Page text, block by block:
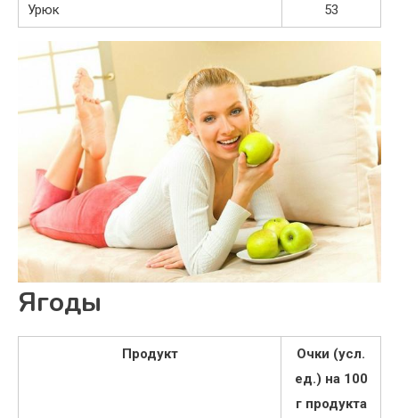
Урюк 53
Ягоды
Продукт
Очки (усл.
ед.) на 100
г продукта